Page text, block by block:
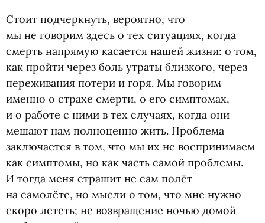
Стоит подчеркнуть, вероятно, что
мы не говорим здесь о тех ситуациях, когда
смерть напрямую касается нашей жизни: о том,
как пройти через боль утраты близкого, через
переживания потери и горя. Мы говорим
именно о страхе смерти, о его симптомах,
и о работе с ними в тех случаях, когда они
мешают нам полноценно жить. Проблема
заключается в том, что мы их не воспринимаем
как симптомы, но как часть самой проблемы.
И тогда меня страшит не сам полёт
на самолёте, но мысли о том, что мне нужно
скоро лететь; не возвращение ночью домой